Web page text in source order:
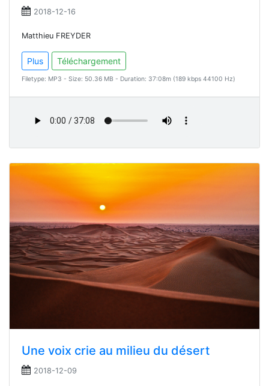
2018-12-16
Matthieu FREYDER
Plus Téléchargement
Filetype: MP3 - Size: 50.36 MB - Duration: 37:08m (189 kbps 44100 Hz)
Une voix crie au milieu du désert
2018-12-09